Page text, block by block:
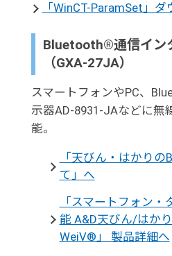
「WinCT-ParamSet」
Bluetooth®通信イン
（GXA-27JA）
スマートフォンやPC、
示器AD-8931-JAなどに無
能。
「天びん・はかり
て」へ
「スマートフォン
能 A&D天びん/はか
WeiV®」 製品詳細へ